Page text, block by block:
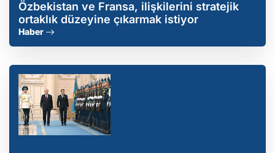
Özbekistan ve Fransa, ilişkilerini stratejik
ortaklık düzeyine çıkarmak istiyor
Haber